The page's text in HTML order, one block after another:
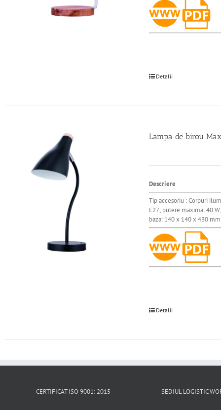
Detalii
Lampa de birou
Descriere
Tip accesoriu : Corpuri
E27; putere maxima: 40
baza: 140 x 140 x 430
Detalii
CERTIFICAT ISO 9001: 2015 SEDIUL LOGISTIC